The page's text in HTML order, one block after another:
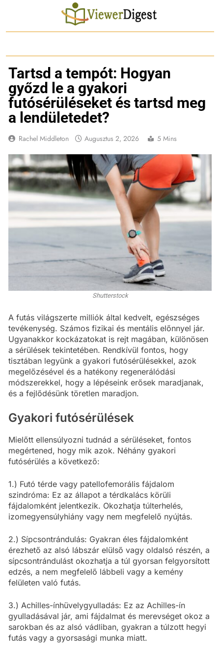
Tartsd a tempót: Hogyan
győzd le a gyakori
futósérüléseket és tartsd meg
a lendületedet?
Rachel Middleton Augusztus 2, 2026 5 Mins
Shutterstock
A futás világszerte milliók által kedvelt, egészséges
tevékenység. Számos fizikai és mentális előnnyel jár.
Ugyanakkor kockázatokat is rejt magában, különösen
a sérülések tekintetében. Rendkívül fontos, hogy
tisztában legyünk a gyakori futósérülésekkel, azok
megelőzésével és a hatékony regenerálódási
módszerekkel, hogy a lépéseink erősek maradjanak,
és a fejlődésünk töretlen maradjon.
Gyakori futósérülések
Mielőtt ellensúlyozni tudnád a sérüléseket, fontos
megértened, hogy mik azok. Néhány gyakori
futósérülés a következő:
1.) Futó térde vagy patellofemorális fájdalom
szindróma: Ez az állapot a térdkalács körüli
fájdalomként jelentkezik. Okozhatja túlterhelés,
izomegyensúlyhiány vagy nem megfelelő nyújtás.
2.) Sípcsontrándulás: Gyakran éles fájdalomként
érezhető az alsó lábszár elülső vagy oldalsó részén, a
sípcsontrándulást okozhatja a túl gyorsan felgyorsított
edzés, a nem megfelelő lábbeli vagy a kemény
felületen való futás.
3.) Achilles-ínhüvelygyulladás: Ez az Achilles-ín
gyulladásával jár, ami fájdalmat és merevséget okoz a
sarokban és az alsó vádliban, gyakran a túlzott hegyi
futás vagy a gyorsasági munka miatt.